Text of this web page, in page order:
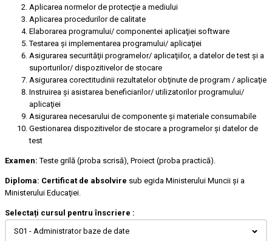
Aplicarea normelor de protecţie a mediului
Aplicarea procedurilor de calitate
Elaborarea programului/ componentei aplicaţiei software
Testarea şi implementarea programului/ aplicaţiei
Asigurarea securităţii programelor/ aplicaţiilor, a datelor de test şi a
suporturilor/ dispozitivelor de stocare
Asigurarea corectitudinii rezultatelor obţinute de program / aplicaţie
Instruirea şi asistarea beneficiarilor/ utilizatorilor programului/
aplicaţiei
Asigurarea necesarului de componente şi materiale consumabile
Gestionarea dispozitivelor de stocare a programelor şi datelor de
test
Examen:Teste grilă (proba scrisă), Proiect (proba practică).
Diploma: Certificat de absolvire sub egida Ministerului Muncii şi a
Ministerului Educaţiei.
Selectați cursul pentru înscriere :
S01 - Administrator baze de date